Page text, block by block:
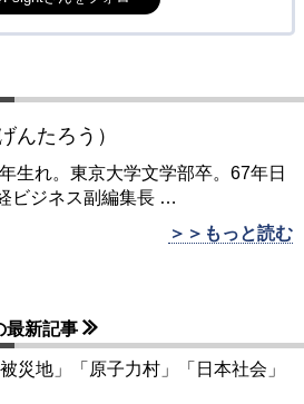
んたろう）
生れ。東京大学文学部卒。67年日
ビジネス副編集長 …
＞＞もっと読む
最新記事
災地」「原子力村」「日本社会」